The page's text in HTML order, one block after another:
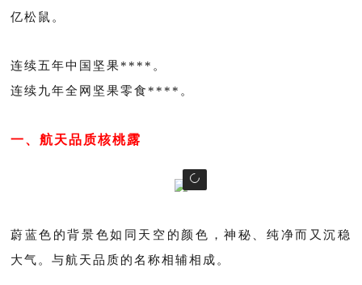
亿松鼠。
连续五年中国坚果****。
连续九年全网坚果零食****。
一、航天品质核桃露
蔚蓝色的背景色如同天空的颜色，神秘、纯净而又沉稳
大气。与航天品质的名称相辅相成。